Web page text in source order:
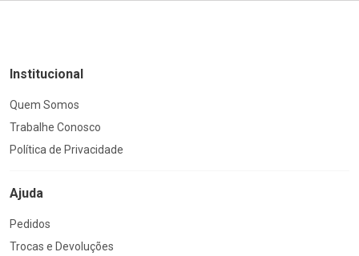
Institucional
Quem Somos
Trabalhe Conosco
Política de Privacidade
Ajuda
Pedidos
Trocas e Devoluções